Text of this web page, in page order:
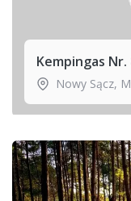
Kempingas Nr.
Nowy Sącz,